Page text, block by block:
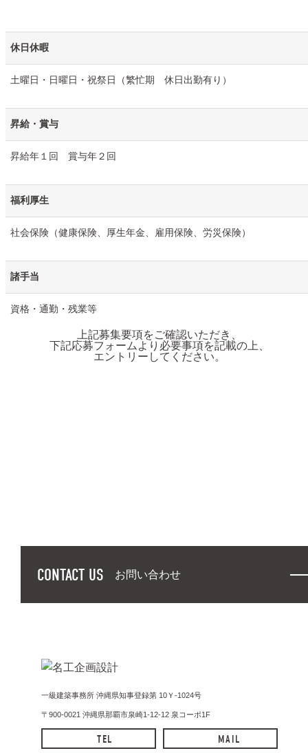
休日休暇
土曜日・日曜日・祝祭日（繁忙期 休日出勤有り）
昇給・賞与
昇給年１回 賞与年２回
福利厚生
社会保険（健康保険、厚生年金、雇用保険、労災保険）
諸手当
資格・通勤・残業等
上記募集要項をご確認いただき、
下記応募フォームより必要事項を記載の上、
エントリーしてください。
CONTACT US お問い合わせ
一級建築事務所 沖縄県知事登録第 10Ｙ-1024号
〒900-0021 沖縄県那覇市泉崎1-12-12 泉コーポ1F
TEL MAIL